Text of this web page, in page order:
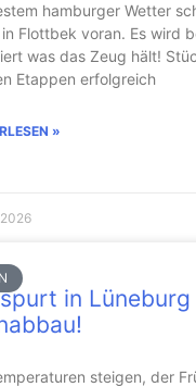
hamburger Wetter
in Flottbek voran. Es wird
was das Zeug hält!
Etappen erfolgreich
»
in
steigen, der